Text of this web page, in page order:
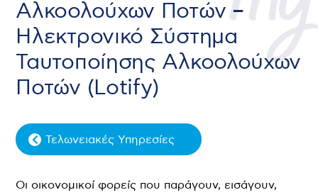
Αλκοολούχων Ποτών –
Ηλεκτρονικό Σύστημα
Ταυτοποίησης Αλκοολούχων
Ποτών (Lotify)
Τελωνειακές Υπηρεσίες
Οι οικονομικοί φορείς που παράγουν, εισάγουν,